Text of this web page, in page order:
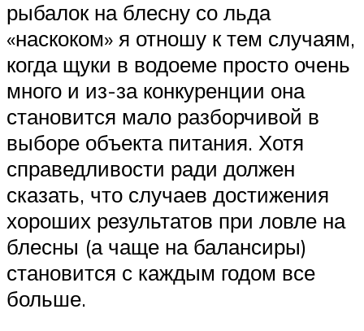
рыбалок на блесну со льда
«наскоком» я отношу к тем случаям,
когда щуки в водоеме просто очень
много и из-за конкуренции она
становится мало разборчивой в
выборе объекта питания. Хотя
справедливости ради должен
сказать, что случаев достижения
хороших результатов при ловле на
блесны (а чаще на балансиры)
становится с каждым годом все
больше.